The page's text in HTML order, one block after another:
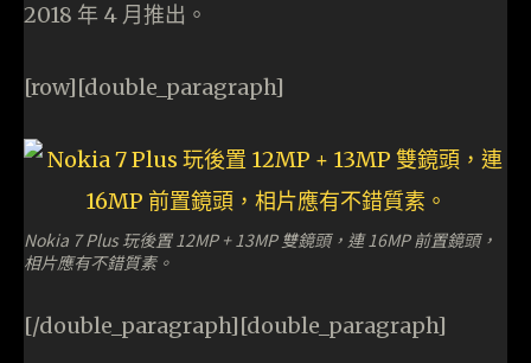
2018 年 4 月推出。
[row][double_paragraph]
Nokia 7 Plus 玩後置 12MP + 13MP 雙鏡頭，連 16MP 前置鏡頭，
相片應有不錯質素。
[/double_paragraph][double_paragraph]